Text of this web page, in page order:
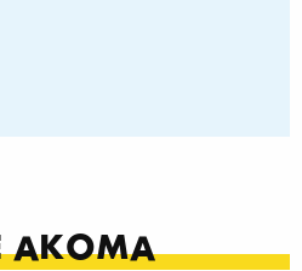
ΑΚΟΜΑ